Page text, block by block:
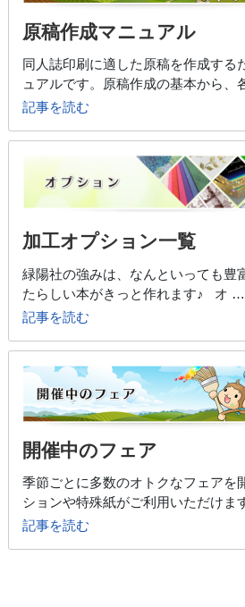
原稿作成マニュアル
同人誌印刷に適した原稿を作成する
ュアルです。原稿作成の基本から
記事を読む
加工オプション一覧
緑陽社の強みは、なんといっても豊
たらしい本がきっと作れます♪ オ …
記事を読む
開催中のフェア
季節ごとに多数のオトクなフェアを
ションや特殊紙がご利用いただけま
記事を読む